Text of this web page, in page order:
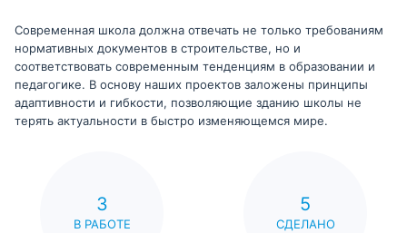
Современная школа должна отвечать не только требованиям
нормативных документов в строительстве, но и
соответствовать современным тенденциям в образовании и
педагогике. В основу наших проектов заложены принципы
адаптивности и гибкости, позволяющие зданию школы не
терять актуальности в быстро изменяющемся мире.
3
В РАБОТЕ
5
СДЕЛАНО